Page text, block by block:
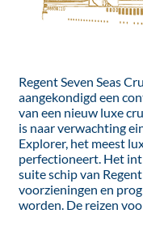
Regent Seven Seas
aangekondigd een
van een nieuw luxe
is naar verwachting
Explorer, het meest
perfectioneert. Het
suite schip van
voorzieningen en
worden. De reizen